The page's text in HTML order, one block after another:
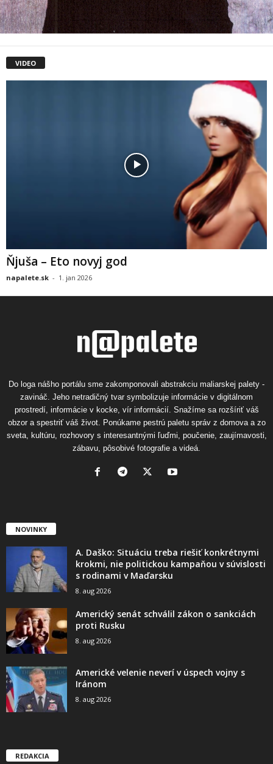
VIDEO
Ňjuša – Eto novyj god
napalete.sk - 1. jan 2026
Do loga nášho portálu sme zakomponovali abstrakciu maliarskej palety -
zavináč. Jeho netradičný tvar symbolizuje informácie v digitálnom
prostredí, informácie v kocke, vír informácií. Snažíme sa rozšíriť váš
obzor a spestriť váš život. Ponúkame pestrú paletu správ z domova a zo
sveta, kultúru, rozhovory s interesantnými ľuďmi, poučenie, zaujímavosti,
zábavu, pôsobivé fotografie a videá.
NOVINKY
A. Daško: Situáciu treba riešiť konkrétnymi
krokmi, nie politickou kampaňou v súvislosti
s rodinami v Maďarsku
8. aug 2026
Americký senát schválil zákon o sankciách
proti Rusku
8. aug 2026
Americké velenie neverí v úspech vojny s
Iránom
8. aug 2026
REDAKCIA